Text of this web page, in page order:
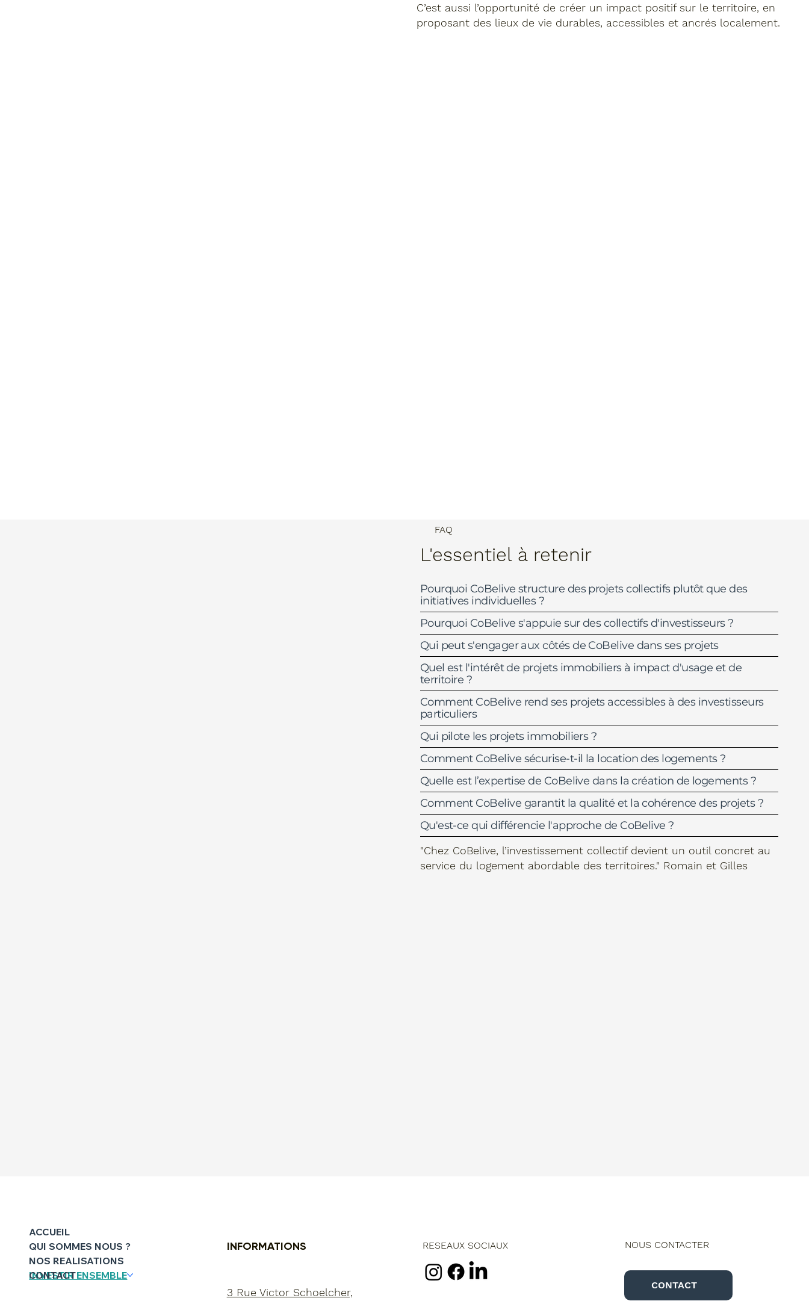
C’est aussi l’opportunité de créer un impact positif sur le territoire, en
proposant des lieux de vie durables, accessibles et ancrés localement.
FAQ
L'essentiel à retenir
Pourquoi CoBelive structure des projets collectifs plutôt que des
initiatives individuelles ?
Pourquoi CoBelive s'appuie sur des collectifs d'investisseurs ?
Qui peut s'engager aux côtés de CoBelive dans ses projets
Quel est l'intérêt de projets immobiliers à impact d'usage et de
territoire ?
Comment CoBelive rend ses projets accessibles à des investisseurs
particuliers
Qui pilote les projets immobiliers ?
Comment CoBelive sécurise-t-il la location des logements ?
Quelle est l’expertise de CoBelive dans la création de logements ?
Comment CoBelive garantit la qualité et la cohérence des projets ?
Qu'est-ce qui différencie l'approche de CoBelive ?
"Chez CoBelive, l’investissement collectif devient un outil concret au
service du logement abordable des territoires." Romain et Gilles
ACCUEIL
QUI SOMMES NOUS ?
NOS REALISATIONS
INVESTIR ENSEMBLE
CONTACT
INFORMATIONS
3 Rue Victor Schoelcher,
RESEAUX SOCIAUX NOUS CONTACTER
CONTACT